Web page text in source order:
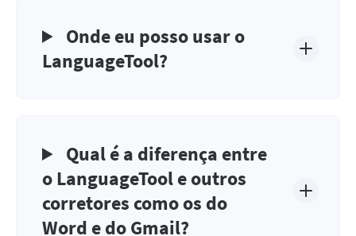
Onde eu posso usar o
LanguageTool?
Qual é a diferença entre
o LanguageTool e outros
corretores como os do
Word e do Gmail?